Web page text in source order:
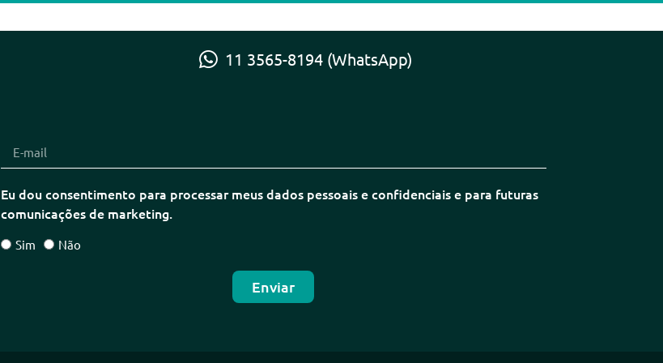
11 3565-8194 (WhatsApp)
Eu dou consentimento para processar meus dados pessoais e confidenciais e para futuras
comunicações de marketing.
Sim Não
Enviar